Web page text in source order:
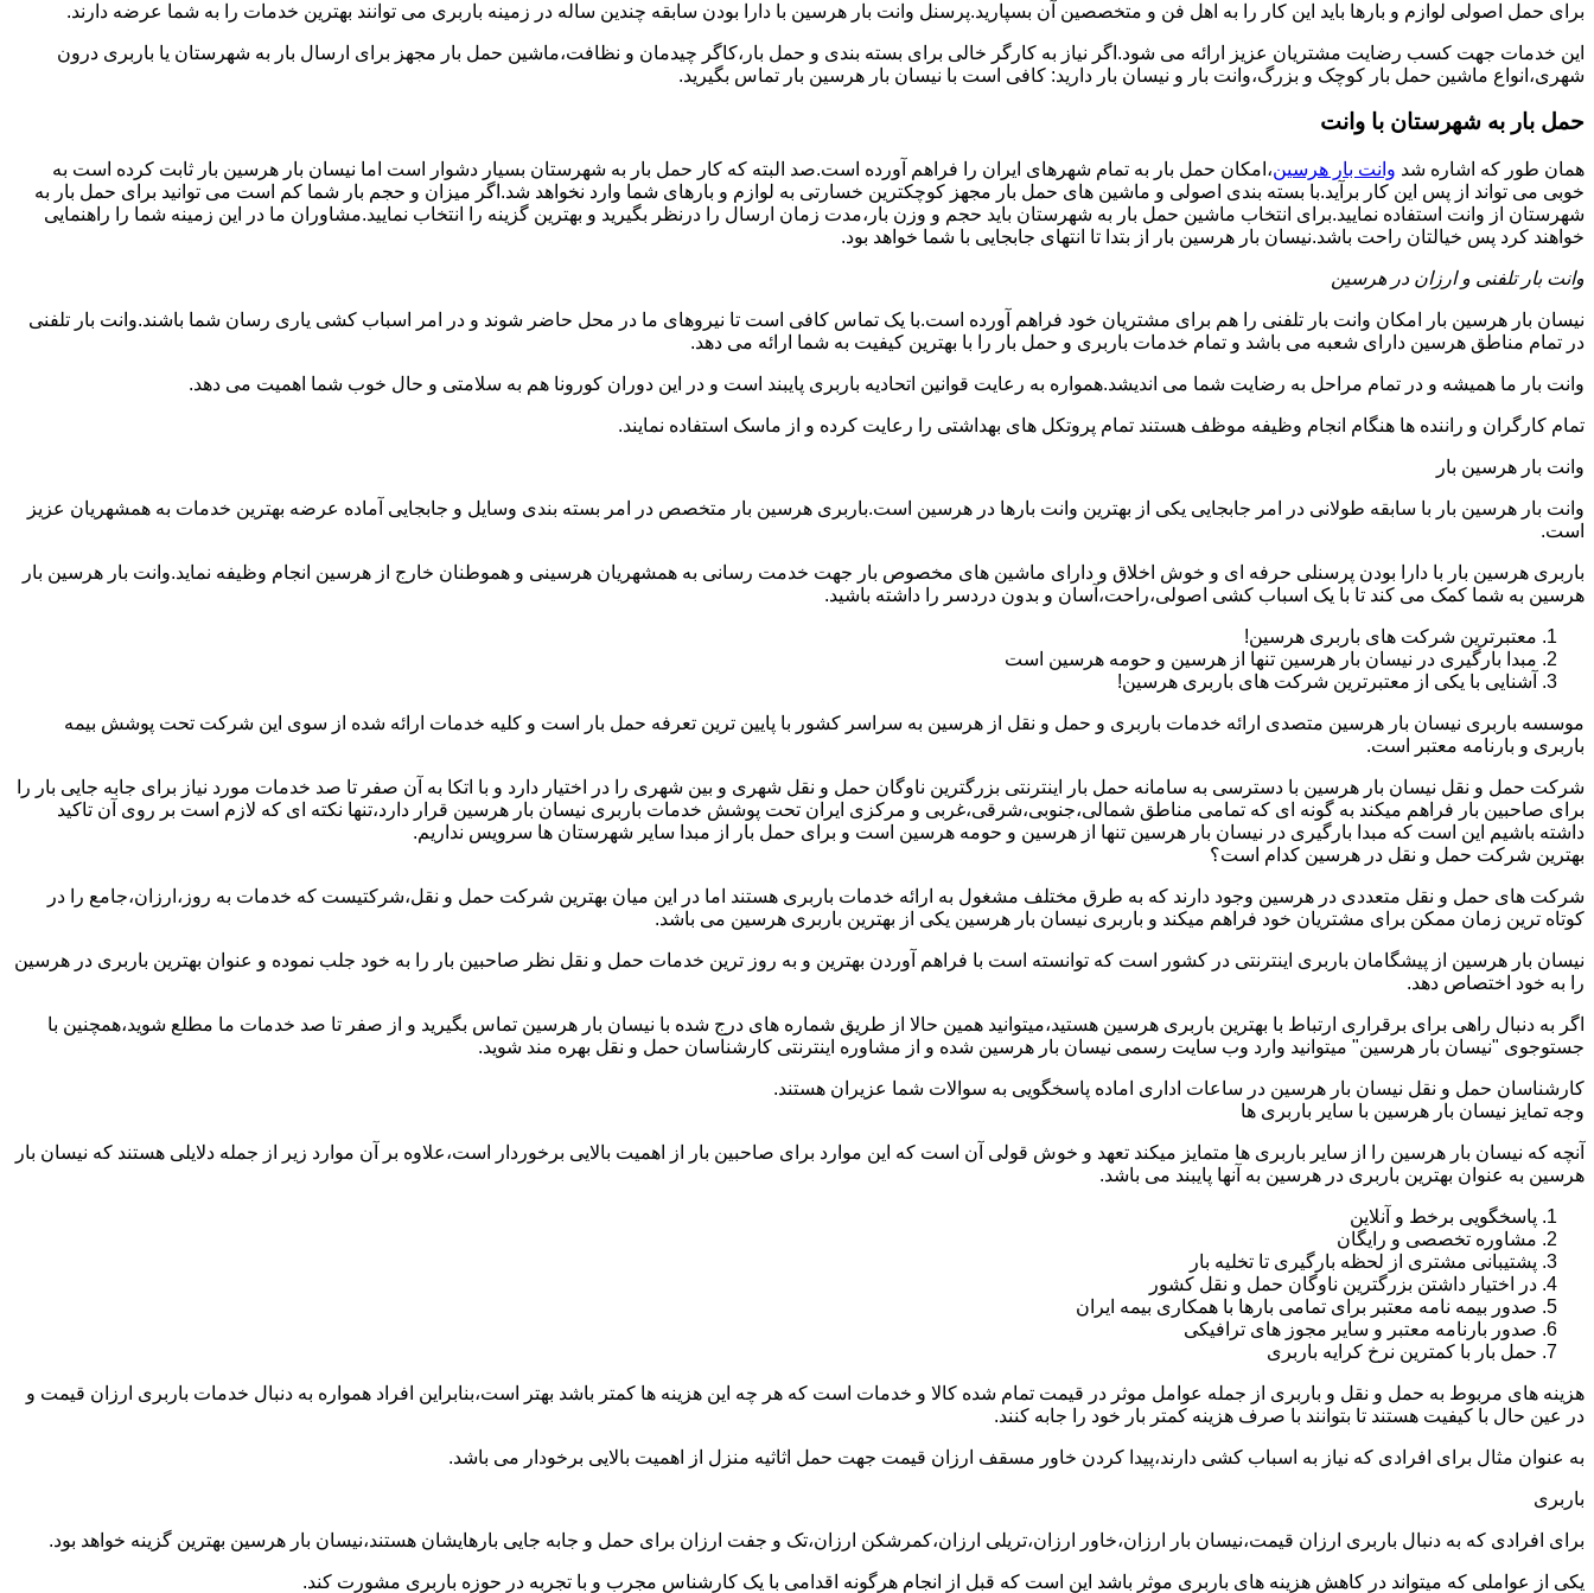
برای حمل اصولی لوازم و بارها باید این کار را به اهل فن و متخصصین آن بسپارید.پرسنل وانت بار هرسین با دارا بودن سابقه چندین ساله در زمینه باربری می توانند بهترین خدمات را به شما عرضه دارند.
این خدمات جهت کسب رضایت مشتریان عزیز ارائه می شود.اگر نیاز به کارگر خالی برای بسته بندی و حمل بار،کاگر چیدمان و نظافت،ماشین حمل بار مجهز برای ارسال بار به شهرستان یا باربری درون
شهری،انواع ماشین حمل بار کوچک و بزرگ،وانت بار و نیسان بار دارید: کافی است با نیسان بار هرسین بار تماس بگیرید.
حمل بار به شهرستان با وانت
همان طور که اشاره شد وانت بار هرسین،امکان حمل بار به تمام شهرهای ایران را فراهم آورده است.صد البته که کار حمل بار به شهرستان بسیار دشوار است اما نیسان بار هرسین بار ثابت کرده است به
خوبی می تواند از پس این کار برآید.با بسته بندی اصولی و ماشین های حمل بار مجهز کوچکترین خسارتی به لوازم و بارهای شما وارد نخواهد شد.اگر میزان و حجم بار شما کم است می توانید برای حمل بار به
شهرستان از وانت استفاده نمایید.برای انتخاب ماشین حمل بار به شهرستان باید حجم و وزن بار،مدت زمان ارسال را درنظر بگیرید و بهترین گزینه را انتخاب نمایید.مشاوران ما در این زمینه شما را راهنمایی
خواهند کرد پس خیالتان راحت باشد.نیسان بار هرسین بار از بتدا تا انتهای جابجایی با شما خواهد بود.
وانت بار تلفنی و ارزان در هرسین
نیسان بار هرسین بار امکان وانت بار تلفنی را هم برای مشتریان خود فراهم آورده است.با یک تماس کافی است تا نیروهای ما در محل حاضر شوند و در امر اسباب کشی یاری رسان شما باشند.وانت بار تلفنی
در تمام مناطق هرسین دارای شعبه می باشد و تمام خدمات باربری و حمل بار را با بهترین کیفیت به شما ارائه می دهد.
وانت بار ما همیشه و در تمام مراحل به رضایت شما می اندیشد.همواره به رعایت قوانین اتحادیه باربری پایبند است و در این دوران کورونا هم به سلامتی و حال خوب شما اهمیت می دهد.
تمام کارگران و راننده ها هنگام انجام وظیفه موظف هستند تمام پروتکل های بهداشتی را رعایت کرده و از ماسک استفاده نمایند.
وانت بار هرسین بار
وانت بار هرسین بار با سابقه طولانی در امر جابجایی یکی از بهترین وانت بارها در هرسین است.باربری هرسین بار متخصص در امر بسته بندی وسایل و جابجایی آماده عرضه بهترین خدمات به همشهریان عزیز
است.
باربری هرسین بار با دارا بودن پرسنلی حرفه ای و خوش اخلاق و دارای ماشین های مخصوص بار جهت خدمت رسانی به همشهریان هرسینی و هموطنان خارج از هرسین انجام وظیفه نماید.وانت بار هرسین بار
هرسین به شما کمک می کند تا با یک اسباب کشی اصولی،راحت،آسان و بدون دردسر را داشته باشید.
معتبرترین شرکت های باربری هرسین!
مبدا بارگیری در نیسان بار هرسین تنها از هرسین و حومه هرسین است
آشنایی با یکی از معتبرترین شرکت های باربری هرسین!
موسسه باربری نیسان بار هرسین متصدی ارائه خدمات باربری و حمل و نقل از هرسین به سراسر کشور با پایین ترین تعرفه حمل بار است و کلیه خدمات ارائه شده از سوی این شرکت تحت پوشش بیمه
باربری و بارنامه معتبر است.
شرکت حمل و نقل نیسان بار هرسین با دسترسی به سامانه حمل بار اینترنتی بزرگترین ناوگان حمل و نقل شهری و بین شهری را در اختیار دارد و با اتکا به آن صفر تا صد خدمات مورد نیاز برای جابه جایی بار را
برای صاحبین بار فراهم میکند به گونه ای که تمامی مناطق شمالی،جنوبی،شرقی،غربی و مرکزی ایران تحت پوشش خدمات باربری نیسان بار هرسین قرار دارد،تنها نکته ای که لازم است بر روی آن تاکید
داشته باشیم این است که مبدا بارگیری در نیسان بار هرسین تنها از هرسین و حومه هرسین است و برای حمل بار از مبدا سایر شهرستان ها سرویس نداریم.
بهترین شرکت حمل و نقل در هرسین کدام است؟
شرکت های حمل و نقل متعددی در هرسین وجود دارند که به طرق مختلف مشغول به ارائه خدمات باربری هستند اما در این میان بهترین شرکت حمل و نقل،شرکتیست که خدمات به روز،ارزان،جامع را در
کوتاه ترین زمان ممکن برای مشتریان خود فراهم میکند و باربری نیسان بار هرسین یکی از بهترین باربری هرسین می باشد.
نیسان بار هرسین از پیشگامان باربری اینترنتی در کشور است که توانسته است با فراهم آوردن بهترین و به روز ترین خدمات حمل و نقل نظر صاحبین بار را به خود جلب نموده و عنوان بهترین باربری در هرسین
را به خود اختصاص دهد.
اگر به دنبال راهی برای برقراری ارتباط با بهترین باربری هرسین هستید،میتوانید همین حالا از طریق شماره های درج شده با نیسان بار هرسین تماس بگیرید و از صفر تا صد خدمات ما مطلع شوید،همچنین با
جستوجوی "نیسان بار هرسین" میتوانید وارد وب سایت رسمی نیسان بار هرسین شده و از مشاوره اینترنتی کارشناسان حمل و نقل بهره مند شوید.
کارشناسان حمل و نقل نیسان بار هرسین در ساعات اداری اماده پاسخگویی به سوالات شما عزیران هستند.
وجه تمایز نیسان بار هرسین با سایر باربری ها
آنچه که نیسان بار هرسین را از سایر باربری ها متمایز میکند تعهد و خوش قولی آن است که این موارد برای صاحبین بار از اهمیت بالایی برخوردار است،علاوه بر آن موارد زیر از جمله دلایلی هستند که نیسان بار
هرسین به عنوان بهترین باربری در هرسین به آنها پایبند می باشد.
پاسخگویی برخط و آنلاین
مشاوره تخصصی و رایگان
پشتیبانی مشتری از لحظه بارگیری تا تخلیه بار
در اختیار داشتن بزرگترین ناوگان حمل و نقل کشور
صدور بیمه نامه معتبر برای تمامی بارها با همکاری بیمه ایران
صدور بارنامه معتبر و سایر مجوز های ترافیکی
حمل بار با کمترین نرخ کرایه باربری
هزینه های مربوط به حمل و نقل و باربری از جمله عوامل موثر در قیمت تمام شده کالا و خدمات است که هر چه این هزینه ها کمتر باشد بهتر است،بنابراین افراد همواره به دنبال خدمات باربری ارزان قیمت و
در عین حال با کیفیت هستند تا بتوانند با صرف هزینه کمتر بار خود را جابه کنند.
به عنوان مثال برای افرادی که نیاز به اسباب کشی دارند،پیدا کردن خاور مسقف ارزان قیمت جهت حمل اثاثیه منزل از اهمیت بالایی برخودار می باشد.
باربری
برای افرادی که به دنبال باربری ارزان قیمت،نیسان بار ارزان،خاور ارزان،تریلی ارزان،کمرشکن ارزان،تک و جفت ارزان برای حمل و جابه جایی بارهایشان هستند،نیسان بار هرسین بهترین گزینه خواهد بود.
یکی از عواملی که میتواند در کاهش هزینه های باربری موثر باشد این است که قبل از انجام هرگونه اقدامی با یک کارشناس مجرب و با تجربه در حوزه باربری مشورت کند.